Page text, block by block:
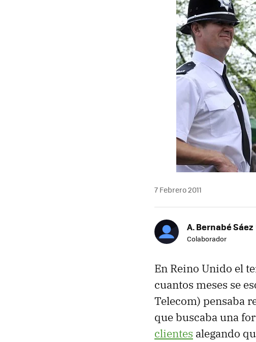
7 Febrero 2011
A. Bernabé Sáez
Colaborador
En Reino Unido el
cuantos meses se
Telecom) pensaba
que buscaba una
clientes alegando